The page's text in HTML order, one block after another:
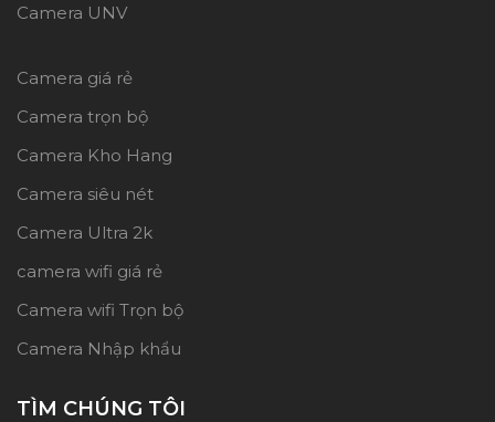
Camera UNV
Camera giá rẻ
Camera trọn bộ
Camera Kho Hang
Camera siêu nét
Camera Ultra 2k
camera wifi giá rẻ
Camera wifi Trọn bộ
Camera Nhập khẩu
TÌM CHÚNG TÔI